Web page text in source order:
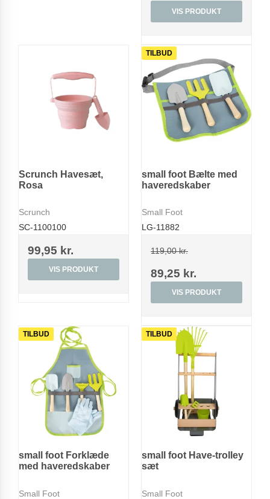
VIS PRODUKT
Scrunch Havesæt,
Rosa
Scrunch
SC-1100100
99,95 kr.
VIS PRODUKT
TILBUD
small foot Bælte med
haveredskaber
Small Foot
LG-11882
119,00 kr.
89,25 kr.
VIS PRODUKT
TILBUD
small foot Forklæde
med haveredskaber
Small Foot
TILBUD
small foot Have-trolley
sæt
Small Foot